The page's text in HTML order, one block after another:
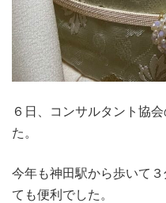
６日、コンサルタント協
た。
今年も神田駅から歩いて
ても便利でした。